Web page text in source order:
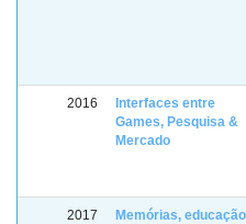
2016
Interfaces entre
Games, Pesquisa &
Mercado
2017
Memórias,